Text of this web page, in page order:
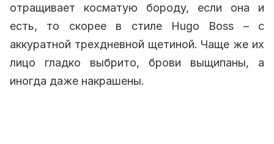
отращивает косматую бороду, если она и
есть, то скорее в стиле Hugo Boss – с
аккуратной трехдневной щетиной. Чаще же их
лицо гладко выбрито, брови выщипаны, а
иногда даже накрашены.